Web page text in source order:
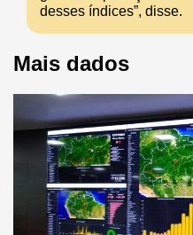
desses índices”, disse.
Mais dados